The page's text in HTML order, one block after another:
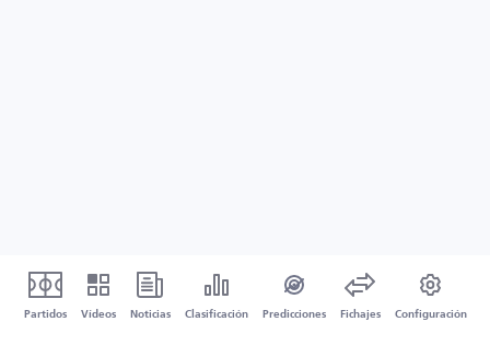
Partidos Vídeos Noticias Clasificación Predicciones Fichajes Configuración